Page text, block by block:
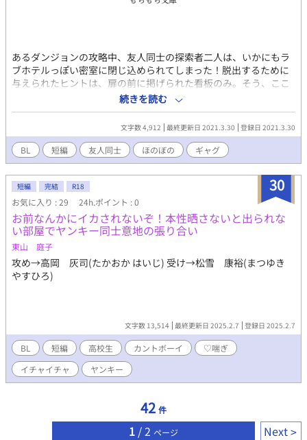
あるダンジョンの攻略中、友人同士の探索者二人は、いかにもラ
ブホテルっぽい密室に閉じ込められてしまった！脱出するために
与えられたヒントは、扉の前に掲げられた看板のみ。そう、ここ
は【セックスしないと出られない部屋】……ではなく、【セック
スしても出られない部屋】！？
続きを読む
文字数 4,912 最終更新日 2021.3.30 登録日 2021.3.30
BL 短編 友人同士 ほのぼの ギャグ
30
短編 完結 R18
お気に入り : 29 24h.ポイント : 0
お前なんかにイカされないぞ！本性晒さないと出られな
い部屋でヤンキー同士意地の張り合い
東山 庭子
攻め→高岡 灰司(たかおか はいじ) 受け→松雪 康裕(まつゆき
やすひろ)
文字数 13,514 最終更新日 2025.2.7 登録日 2025.2.7
BL 短編 高校生 カントボーイ
♡喘ぎ
イチャイチャ
ヤンキー
42 件
1 / 2 ページ Next